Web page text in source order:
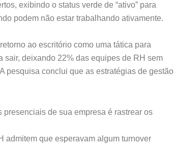
exibindo o status verde de “ativo” para
podem não estar trabalhando ativamente.
ao escritório como uma tática para
deixando 22% das equipes de RH sem
pesquisa conclui que as estratégias de gestão
de sua empresa é rastrear os
admitem que esperavam algum turnover